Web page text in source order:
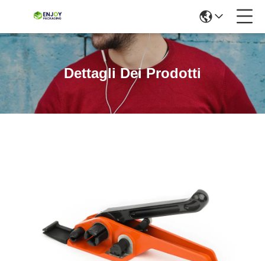
Dettagli Dei Prodotti